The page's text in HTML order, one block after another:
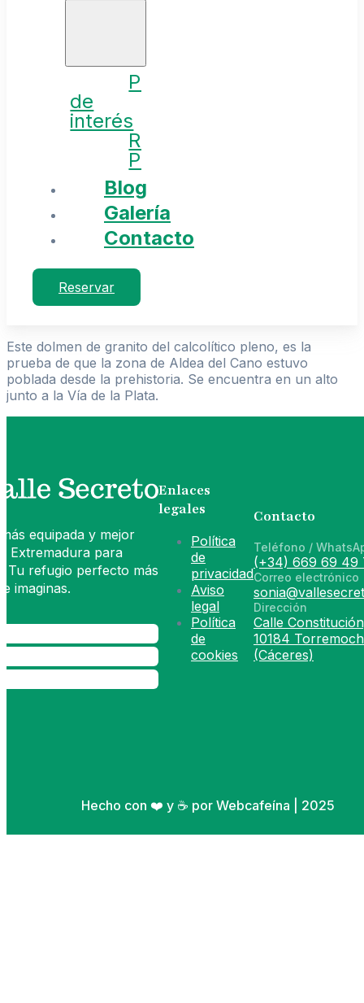
Puntos
de
interés
Rutas
Planes
Blog
Galería
Contacto
Reservar
Este dolmen de granito del calcolítico pleno, es la
prueba de que la zona de Aldea del Cano estuvo
poblada desde la prehistoria. Se encuentra en un alto
junto a la Vía de la Plata.
equipada y mejor
Extremadura para
Tu refugio perfecto más
imaginas.
Enlaces
legales
Política
de
privacidad
Aviso
legal
Política
de
cookies
Contacto
Teléfono /
(+34) 669 69 49
Correo electrónico
Dirección
Calle
10184
(Cáceres)
Hecho con ❤️ y ☕ por Webcafeína | 2025